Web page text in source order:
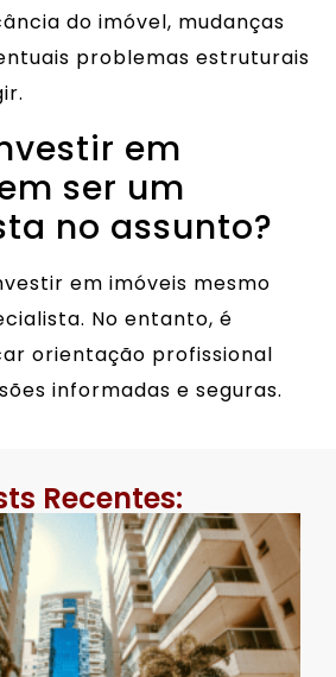
do imóvel, mudanças
problemas estruturais
em
ser um
no assunto?
em imóveis mesmo
No entanto, é
orientação profissional
informadas e seguras.
Recentes: